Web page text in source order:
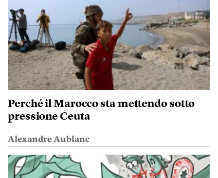
Perché il Marocco sta mettendo sotto
pressione Ceuta
Alexandre Aublanc